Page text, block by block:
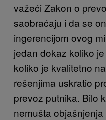
važeći Zakon o
saobraćaju i da se
ingerencijom ovog
jedan dokaz koliko
koliko je kvalitetno
rešenjima uskratio
prevoz putnika. Bilo
nemušta